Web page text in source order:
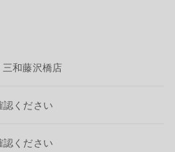
和藤沢橋店
認ください
認ください